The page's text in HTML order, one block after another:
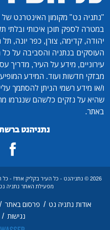
"נתניה נט" מקומון האינטרנט
במטרה לספק תוכן איכותי ובלתי
יהודה, קדימה, צורן, כפר יונה, תל
העוסקים בנתניה והסביבה על כל
עירוניים, מידע על העיר, מדריך
מבזקי חדשות ועוד. המידע
ו/או מידע רשמי הניתן להסתמך
שהיא על נזקים כלשהם שנגרמו
באתר.
נתניהנט
2026 © נתניהנט - כל העיר בקליק אחד! -
מפעילת האתר נתניה
אודות נתניה נט / פרסום באתר /
נגישות /